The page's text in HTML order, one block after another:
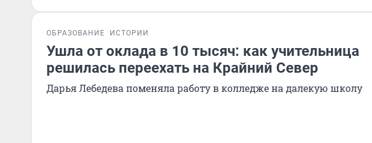
ОБРАЗОВАНИЕ ИСТОРИИ
Ушла от оклада в 10 тысяч: как учительница
решилась переехать на Крайний Север
Дарья Лебедева поменяла работу в колледже на далекую школу